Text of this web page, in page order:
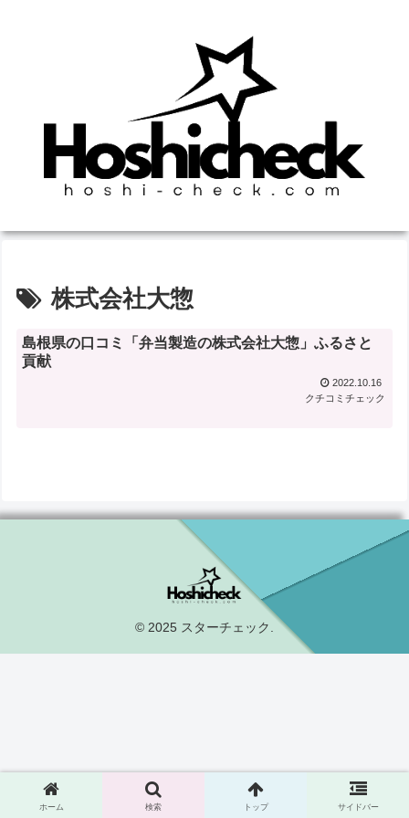
株式会社大惣
島根県の口コミ「弁当製造の株式会社大惣」ふるさと
貢献
2022.10.16
クチコミチェック
© 2025 スターチェック.
ホーム 検索 トップ サイドバー